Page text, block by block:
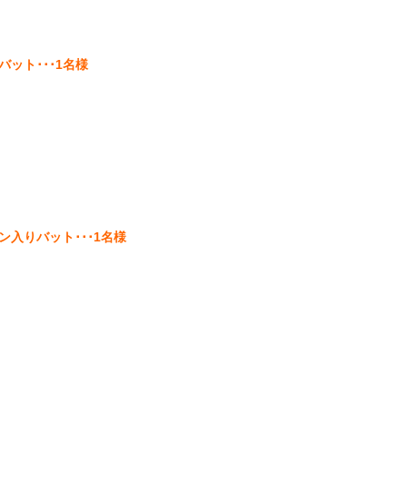
ット･･･1名様
入りバット･･･1名様